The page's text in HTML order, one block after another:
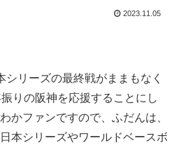
2023.11.05
シリーズの最終戦がままもなく
りの阪神を応援することにし
かファンですので、ふだんは、
本シリーズやワールドベースボ